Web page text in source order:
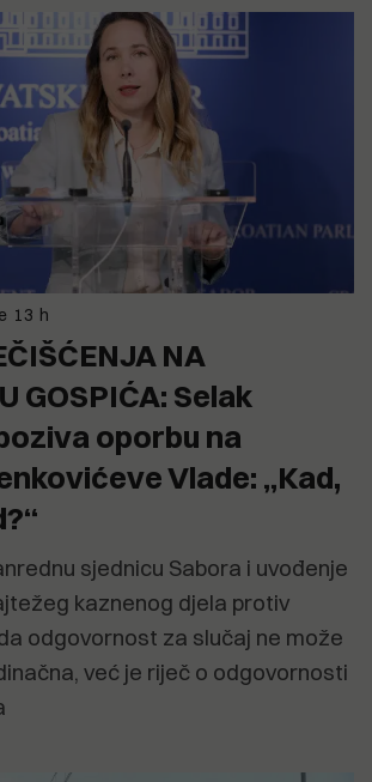
13 h
NA
GOSPIĆA: Selak
oporbu na
Vlade: „Kad,
sjednicu Sabora i uvođenje
kaznenog djela protiv
odgovornost za slučaj ne može
već je riječ o odgovornosti